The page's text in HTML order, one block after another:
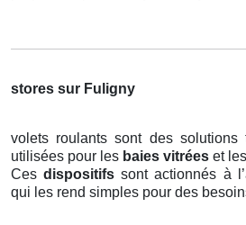
stores sur Fuligny
volets roulants sont des solutions
utilisées pour les baies vitrées et les
Cesdispositifs sont actionnés à
qui les rend simples pour des